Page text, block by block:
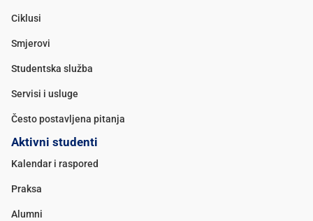
Ciklusi
Smjerovi
Studentska služba
Servisi i usluge
Često postavljena pitanja
Aktivni studenti
Kalendar i raspored
Praksa
Alumni